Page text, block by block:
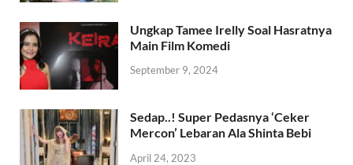
Ungkap Tamee Irelly Soal Hasratnya
Main Film Komedi
September 9, 2024
Sedap..! Super Pedasnya ‘Ceker
Mercon’ Lebaran Ala Shinta Bebi
April 24, 2023